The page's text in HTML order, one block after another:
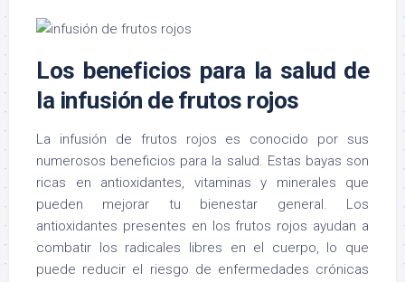
Los beneficios para la salud de
la infusión de frutos rojos
La infusión de frutos rojos es conocido por sus
numerosos beneficios para la salud. Estas bayas son
ricas en antioxidantes, vitaminas y minerales que
pueden mejorar tu bienestar general. Los
antioxidantes presentes en los frutos rojos ayudan a
combatir los radicales libres en el cuerpo, lo que
puede reducir el riesgo de enfermedades crónicas